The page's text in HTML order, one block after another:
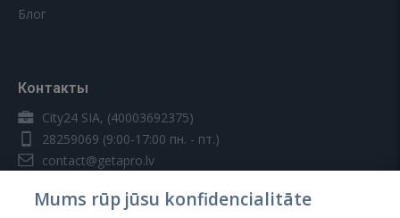
Блог
Контакты
City24 SIA, (40003692375)
28259069 (9:00-17:00 пн. - пт.)
contact@getapro.lv
Mums rūp jūsu konfidencialitāte